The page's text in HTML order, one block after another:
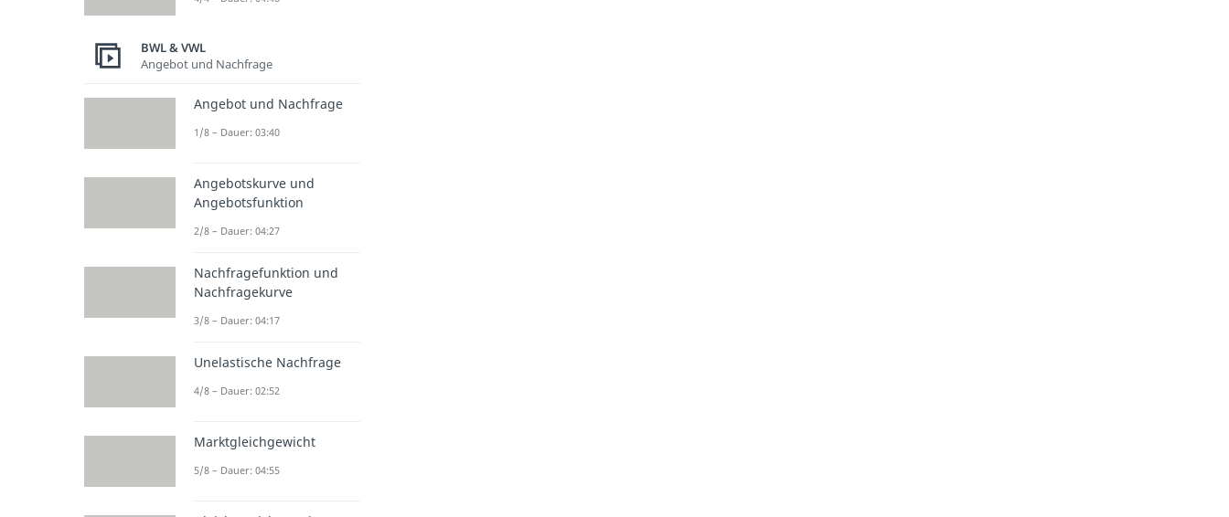
BWL & VWL
Angebot und Nachfrage
Angebot und Nachfrage
1/8 – Dauer: 03:40
Angebotskurve und
Angebotsfunktion
2/8 – Dauer: 04:27
Nachfragefunktion und
Nachfragekurve
3/8 – Dauer: 04:17
Unelastische Nachfrage
4/8 – Dauer: 02:52
Marktgleichgewicht
5/8 – Dauer: 04:55